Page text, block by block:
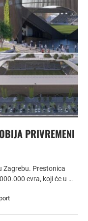
PRIVREMENI
Zagrebu. Prestonica
evra, koji će u …